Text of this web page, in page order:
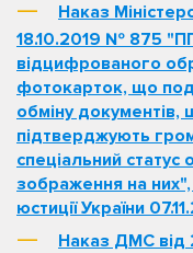
Наказ
18.10.2019 № 875
відцифрованого
фотокарток, що
обміну документів,
підтверджують
спеціальний
зображення на них",
юстиції України
Наказ ДМС